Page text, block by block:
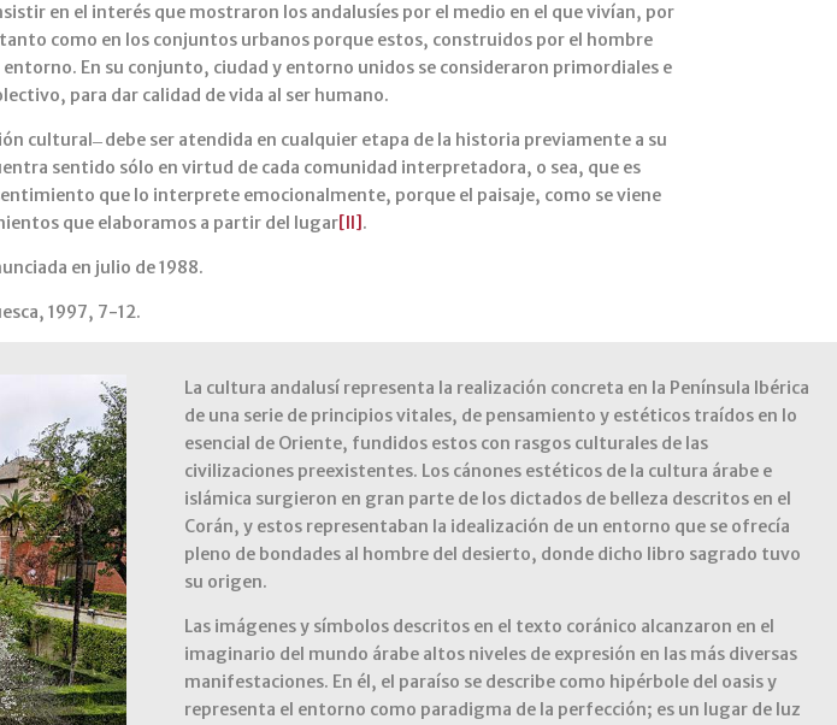
en el interés que mostraron los andalusíes por el medio en el que vivían, por
como en los conjuntos urbanos porque estos, construidos por el hombre
En su conjunto, ciudad y entorno unidos se consideraron primordiales e
para dar calidad de vida al ser humano.
cultural ̶ debe ser atendida en cualquier etapa de la historia previamente a su
sentido sólo en virtud de cada comunidad interpretadora, o sea, que es
que lo interprete emocionalmente, porque el paisaje, como se viene
que elaboramos a partir del lugar[II].
en julio de 1988.
1997, 7-12.
La cultura andalusí representa la realización concreta en la Península Ibérica
de una serie de principios vitales, de pensamiento y estéticos traídos en lo
esencial de Oriente, fundidos estos con rasgos culturales de las
civilizaciones preexistentes. Los cánones estéticos de la cultura árabe e
islámica surgieron en gran parte de los dictados de belleza descritos en el
Corán, y estos representaban la idealización de un entorno que se ofrecía
pleno de bondades al hombre del desierto, donde dicho libro sagrado tuvo
su origen.
Las imágenes y símbolos descritos en el texto coránico alcanzaron en el
imaginario del mundo árabe altos niveles de expresión en las más diversas
manifestaciones. En él, el paraíso se describe como hipérbole del oasis y
representa el entorno como paradigma de la perfección; es un lugar de luz